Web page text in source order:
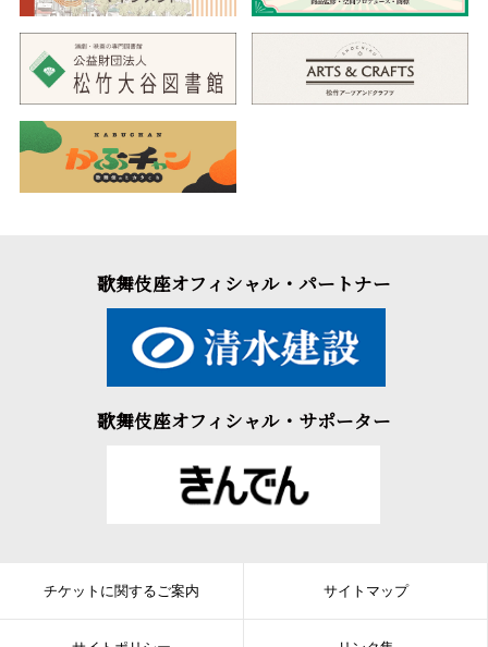
歌舞伎座オフィシャル・パートナー
歌舞伎座オフィシャル・サポーター
チケットに関するご案内 サイトマップ